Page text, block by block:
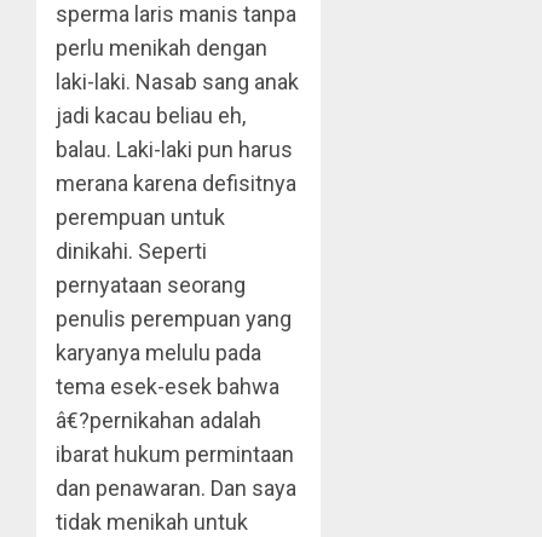
sperma laris manis tanpa
perlu menikah dengan
laki-laki. Nasab sang anak
jadi kacau beliau eh,
balau. Laki-laki pun harus
merana karena defisitnya
perempuan untuk
dinikahi. Seperti
pernyataan seorang
penulis perempuan yang
karyanya melulu pada
tema esek-esek bahwa
â€?pernikahan adalah
ibarat hukum permintaan
dan penawaran. Dan saya
tidak menikah untuk